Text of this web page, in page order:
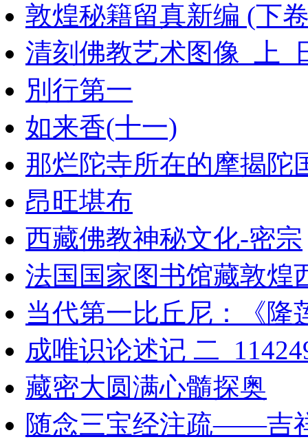
敦煌秘籍留真新编 (下
清刻佛教艺术图像_上_
別行第一
如来香(十一)
那烂陀寺所在的摩揭陀
昂旺堪布
西藏佛教神秘文化-密宗
法国国家图书馆藏敦煌
当代第一比丘尼：《隆
成唯识论述记 二
藏密大圆满心髓探奥
随念三宝经注疏——吉